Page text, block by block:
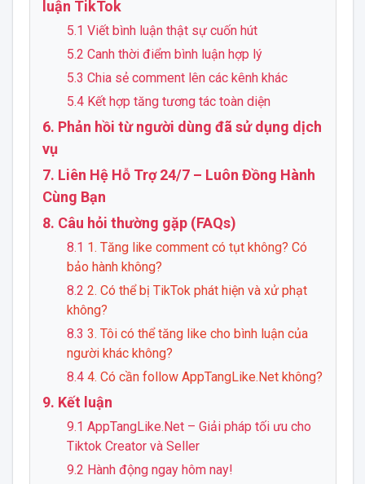
luận TikTok
5.1 Viết bình luận thật sự cuốn hút
5.2 Canh thời điểm bình luận hợp lý
5.3 Chia sẻ comment lên các kênh khác
5.4 Kết hợp tăng tương tác toàn diện
6. Phản hồi từ người dùng đã sử dụng dịch
vụ
7. Liên Hệ Hỗ Trợ 24/7 – Luôn Đồng Hành
Cùng Bạn
8. Câu hỏi thường gặp (FAQs)
8.1 1. Tăng like comment có tụt không? Có
bảo hành không?
8.2 2. Có thể bị TikTok phát hiện và xử phạt
không?
8.3 3. Tôi có thể tăng like cho bình luận của
người khác không?
8.4 4. Có cần follow AppTangLike.Net không?
9. Kết luận
9.1 AppTangLike.Net – Giải pháp tối ưu cho
Tiktok Creator và Seller
9.2 Hành động ngay hôm nay!